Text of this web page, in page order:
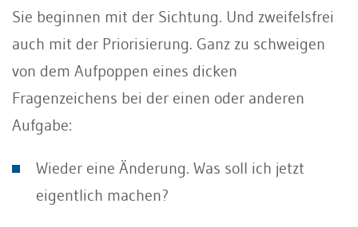
Sie beginnen mit der Sichtung. Und zweifelsfrei
auch mit der Priorisierung. Ganz zu schweigen
von dem Aufpoppen eines dicken
Fragenzeichens bei der einen oder anderen
Aufgabe:
Wieder eine Änderung. Was soll ich jetzt
eigentlich machen?